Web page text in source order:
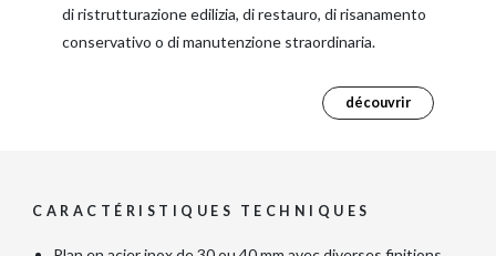
di ristrutturazione edilizia, di restauro, di risanamento
conservativo o di manutenzione straordinaria.
découvrir
CARACTÉRISTIQUES TECHNIQUES